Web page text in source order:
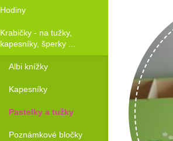
Hodiny
Krabičky - na tužky,
kapesníky, šperky ...
Albi knížky
Kapesníky
Pastelky a tužky
Poznámkové bločky